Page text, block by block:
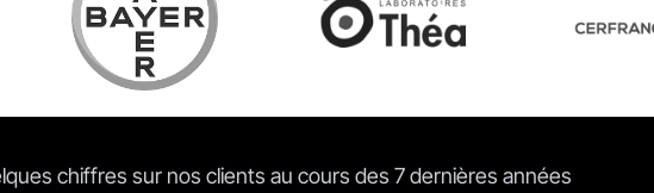
chiffres sur nos clients au cours des 7 dernières années